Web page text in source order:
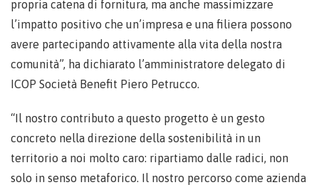
propria catena di fornitura, ma anche massimizzare
l’impatto positivo che un’impresa e una filiera possono
avere partecipando attivamente alla vita della nostra
comunità”, ha dichiarato l’amministratore delegato di
ICOP Società Benefit Piero Petrucco.
“Il nostro contributo a questo progetto è un gesto
concreto nella direzione della sostenibilità in un
territorio a noi molto caro: ripartiamo dalle radici, non
solo in senso metaforico. Il nostro percorso come azienda